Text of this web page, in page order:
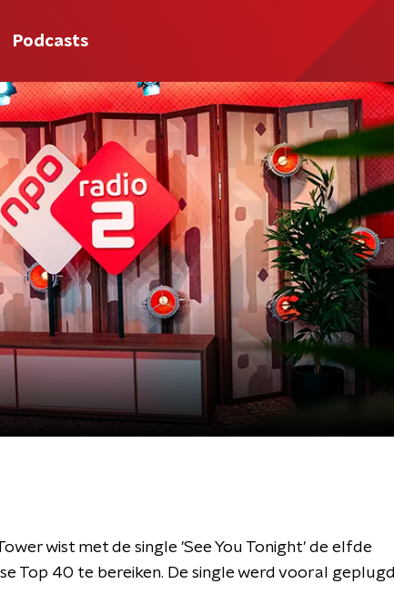
Podcasts
wist met de single 'See You Tonight' de elfde
Top 40 te bereiken. De single werd vooral geplugd